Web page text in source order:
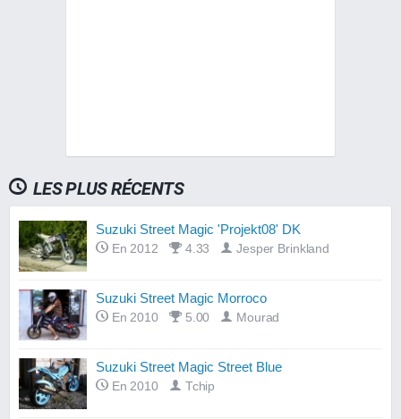
LES PLUS RÉCENTS
Suzuki Street Magic 'Projekt08' DK
En 2012 4.33 Jesper Brinkland
Suzuki Street Magic Morroco
En 2010 5.00 Mourad
Suzuki Street Magic Street Blue
En 2010 Tchip